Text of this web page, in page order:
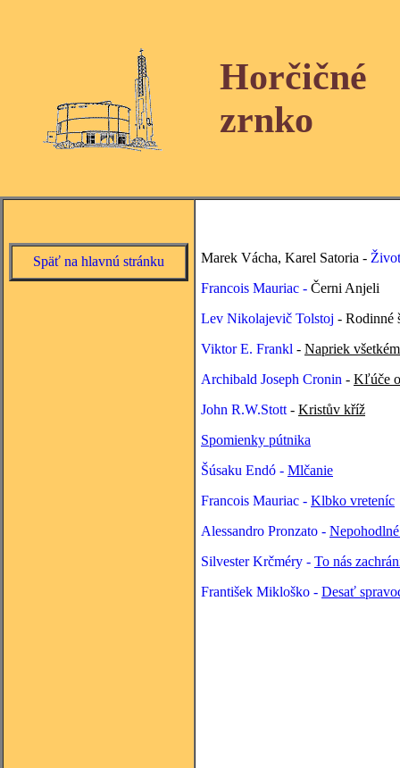
Horčičné
zrnko
Späť na hlavnú stránku Marek Vácha, Karel Satoria -
Francois Mauriac - Černi Anjeli
Lev Nikolajevič Tolstoj - Rodinné
Viktor E. Frankl - Napriek
Archibald Joseph Cronin - Kľúče
John R.W.Stott - Kristův kříž
Spomienky pútnika
Šúsaku Endó - Mlčanie
Francois Mauriac - Klbko vreteníc
Alessandro Pronzato -
Silvester Krčméry - To nás
František Mikloško - Desať